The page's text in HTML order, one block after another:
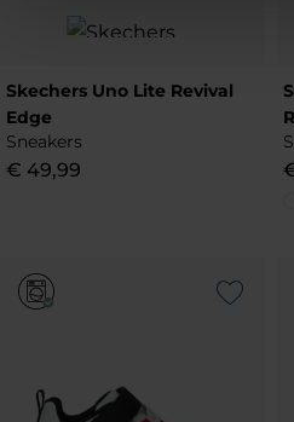
Skechers Uno Lite Revival
Edge
Sneakers
€ 49,99
Add to Wishlist